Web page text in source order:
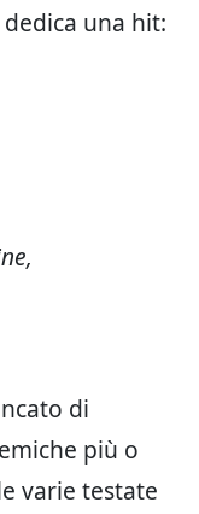
una hit:
di
più o
varie testate